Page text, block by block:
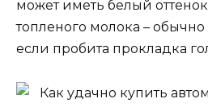
может иметь белый
топленого молока – обычно
если пробита прокладка